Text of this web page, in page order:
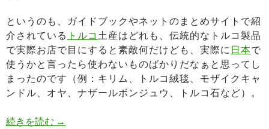
というのも、ガイドブックやネットのまとめサイトで紹
介されている トルコ土産はどれも、伝統的なトルコ製品
で実際お店で目にすると素敵何だけども、実際に日本で
使うかと言ったら使わないものばかりだなぁと思ってし
まったのです（例：キリム、トルコ絨毯、モザイクキャ
ンドル、オヤ、ナザールボンジュウ、トルコ石など）。
続きを読む トルコのおすすめお土産 スーパーのバラマキ用
→